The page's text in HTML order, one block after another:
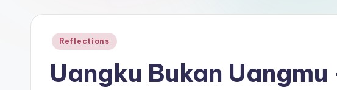
Posted
Reflections
Uangku Bukan